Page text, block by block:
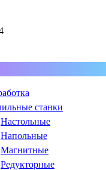
станки
Настольные
Напольные
Магнитные
Редукторные